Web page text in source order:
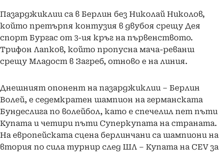
Пазарджиклии са в Берлин без Николай Николов,
който претърпя контузия в двубоя срещу Дея
спорт Бургас от 3-ия кръг на първенството.
Трифон Лапков, който пропусна мача-реванш
срещу Младост в Загреб, отново е на линия.
Днешният опонент на пазарджиклии – Берлин
Волей, е седемкратен шампион на германската
Бундеслига по волейбол, като е спечелил пет пъти
Купата и четири пъти Суперкупата на страната.
На европейската сцена берлинчани са шампиони на
втория по сила турнир след ШЛ – Купата на CEV за